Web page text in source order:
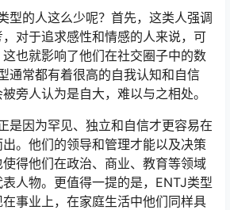
型的人这么少呢？首先，这类人强调
对于追求感性和情感的人来说，可
也就影响了他们在社交圈子中的数
通常都有着很高的自我认知和自信
旁人认为是自大，难以与之相处。
是因为罕见、独立和自信才更容易在
。他们的领导和管理才能以及决策
得他们在政治、商业、教育等领域
人物。更值得一提的是，ENTJ类型
事业上，在家庭生活中他们同样具